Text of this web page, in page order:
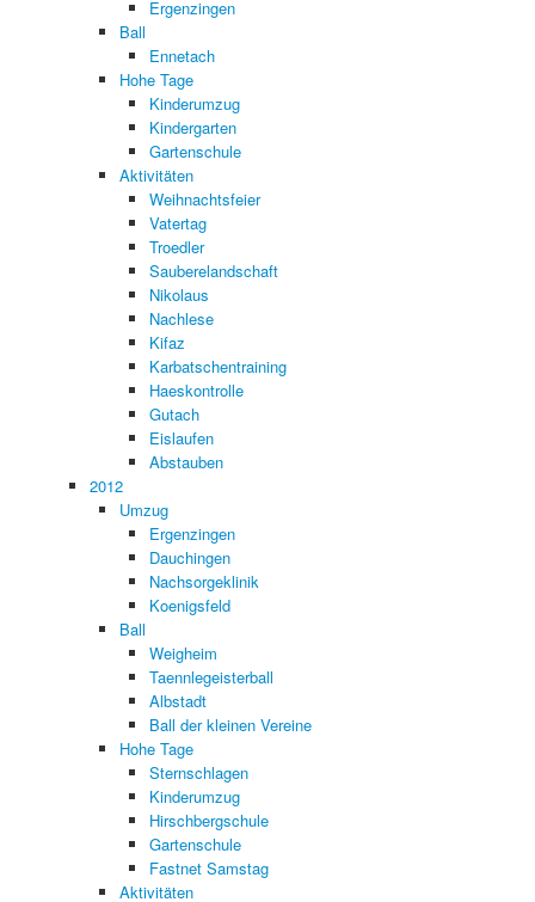
Ergenzingen
Ball
Ennetach
Hohe Tage
Kinderumzug
Kindergarten
Gartenschule
Aktivitäten
Weihnachtsfeier
Vatertag
Troedler
Sauberelandschaft
Nikolaus
Nachlese
Kifaz
Karbatschentraining
Haeskontrolle
Gutach
Eislaufen
Abstauben
2012
Umzug
Ergenzingen
Dauchingen
Nachsorgeklinik
Koenigsfeld
Ball
Weigheim
Taennlegeisterball
Albstadt
Ball der kleinen Vereine
Hohe Tage
Sternschlagen
Kinderumzug
Hirschbergschule
Gartenschule
Fastnet Samstag
Aktivitäten